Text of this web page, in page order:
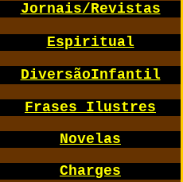
Jornais/Revistas
Espiritual
DiversãoInfantil
Frases Ilustres
Novelas
Charges